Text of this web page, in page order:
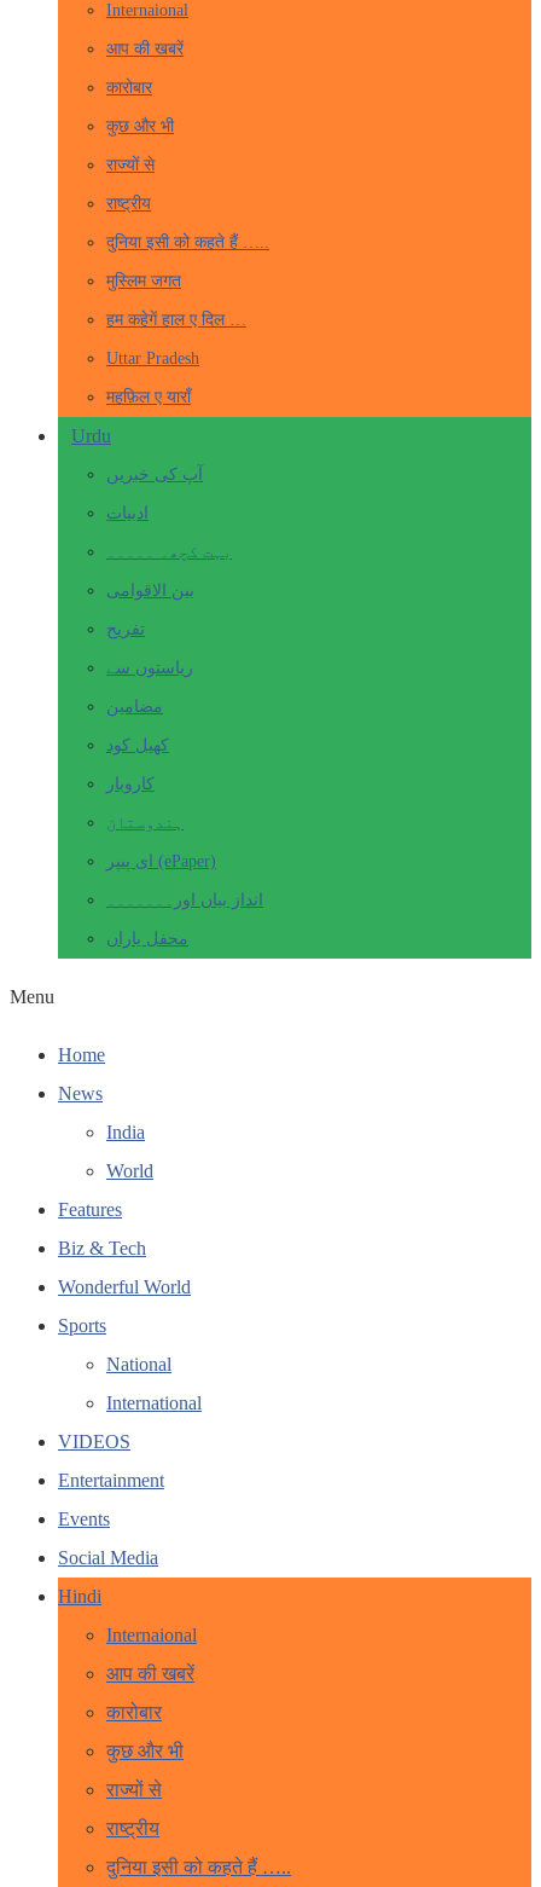
Internaional
आप की खबरें
कारोबार
कुछ और भी
राज्यों से
राष्ट्रीय
दुनिया इसी को कहते हैं …..
मुस्लिम जगत
हम कहेगें हाल ए दिल …
Uttar Pradesh
महफ़िल ए याराँ
Urdu
آپ کی خبریں
ادبیات
بہت کچھ۔ ۔۔۔۔۔
بین الاقوامی
تفریح
ریاستوں سے
مضامین
کھیل کود
کاروبار
ہندوستان
ای پیپر (ePaper)
انداز بیاں اور۔۔۔۔۔۔۔
محفل یاراں
Menu
Home
News
India
World
Features
Biz & Tech
Wonderful World
Sports
National
International
VIDEOS
Entertainment
Events
Social Media
Hindi
Internaional
आप की खबरें
कारोबार
कुछ और भी
राज्यों से
राष्ट्रीय
दुनिया इसी को कहते हैं …..